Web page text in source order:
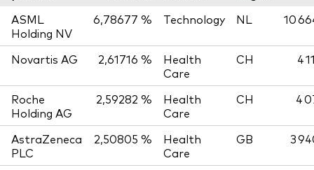
ASML
Holding NV
6,78677 % Technology NL 10
Novartis AG 2,61716 %
Health
Care
CH 4
Roche
Holding AG
2,59282 %
Health
Care
CH 4
AstraZeneca
PLC
2,50805 %
Health
Care
GB 3